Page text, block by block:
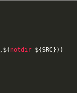
, $( notdir ${SRC} ) )